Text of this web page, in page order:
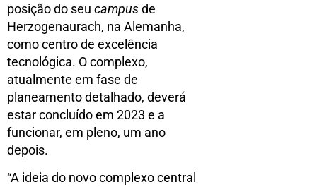
posição do seu campusde
Herzogenaurach, na Alemanha,
como centro de excelência
tecnológica. O complexo,
atualmente em fase de
planeamento detalhado, deverá
estar concluído em 2023 e a
funcionar, em pleno, um ano
depois.
“A ideia do novo complexo central